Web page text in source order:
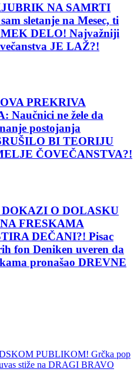
NA SAMRTI
sletanje na Mesec, ti
DELO! Najvažniji
JE LAŽ?!
PREKRIVA
Naučnici ne žele da
postojanja
BI TEORIJU
ČOVEČANSTVA?!
O DOLASKU
FRESKAMA
DEČANI?! Pisac
fon Deniken uveren da
pronašao DREVNE